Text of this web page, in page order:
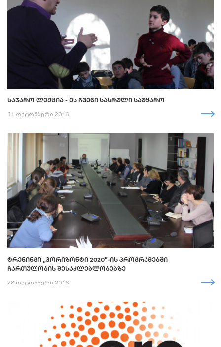
ᲡᲐᲯᲐᲠᲝ ᲚᲔᲥᲪᲘᲐ - ᲔᲡ ᲩᲕᲔᲜᲘ ᲡᲐᲡᲠᲣᲚᲘ ᲡᲐᲛᲧᲐᲠᲝ
31 ოქტომბერი 2016
ᲢᲠᲔᲜᲘᲜᲒᲘ ,,ᲰᲝᲠᲘᲖᲝᲜᲢᲘ 2020”-ᲘᲡ ᲞᲠᲝᲒᲠᲐᲛᲔᲑᲨᲘ
ᲩᲐᲠᲗᲣᲚᲝᲑᲘᲡ ᲨᲔᲡᲐᲫᲚᲔᲑᲚᲝᲑᲔᲑᲖᲔ
28 ოქტომბერი 2016